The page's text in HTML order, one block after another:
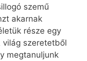
szemű
akarnak
része egy
világ szeretetből
megtanuljunk